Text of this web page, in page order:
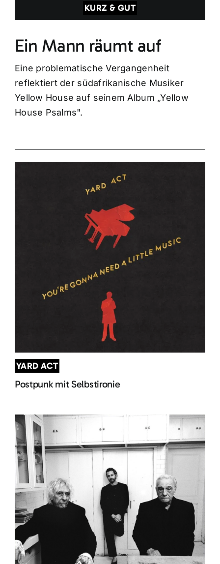
KURZ & GUT
Ein Mann räumt auf
Eine problematische Vergangenheit
reflektiert der südafrikanische Musiker
Yellow House auf seinem Album „Yellow
House Psalms".
YARD ACT
Postpunk mit Selbstironie